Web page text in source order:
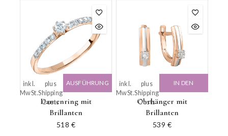
Damenring mit
Brillanten
518 €
inkl.
MwSt.
plus
Shipping
Costs
AUSFÜHRUNG
Ohrhänger mit
Brillanten
539 €
inkl.
MwSt.
plus
Shipping
Costs
IN DEN